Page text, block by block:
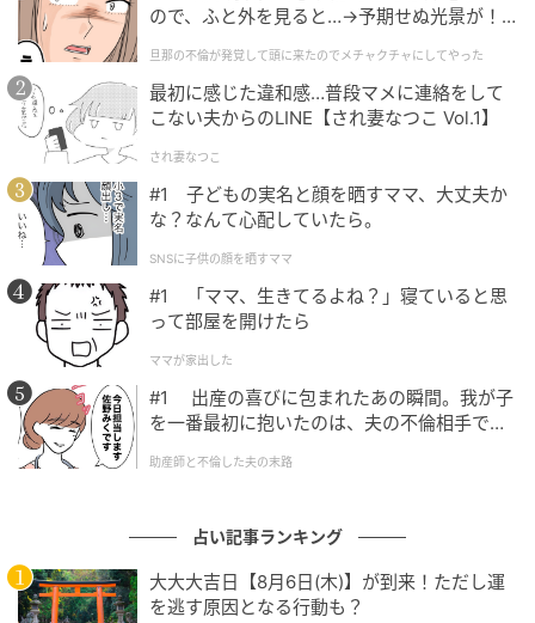
ので、ふと外を見ると…→予期せぬ光景が！
クチャにしてやった
旦那の不倫が発覚して頭に来たのでメチャクチャにしてやった
最初に感じた違和感…普段マメに連絡をして
こない夫からのLINE【され妻なつこ Vol.1】
され妻なつこ
#1 子どもの実名と顔を晒すママ、大丈夫か
な？なんて心配していたら。
SNSに子供の顔を晒すママ
#1 「ママ、生きてるよね？」寝ていると思
って部屋を開けたら
ママが家出した
#1 出産の喜びに包まれたあの瞬間。我が子
を一番最初に抱いたのは、夫の不倫相手でし
助産師と不倫した夫の末路
占い記事ランキング
大大大吉日【8月6日(木)】が到来！ただし運
を逃す原因となる行動も？